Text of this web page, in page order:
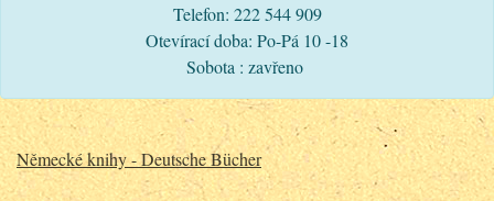
Telefon: 222 544 909
Otevírací doba: Po-Pá 10 -18
Sobota : zavřeno
Německé knihy - Deutsche Bücher